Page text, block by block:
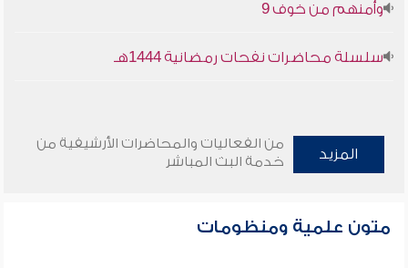
وأمنهم من خوف 9
سلسلة محاضرات نفحات رمضانية 1444هـ
المزيد
من الفعاليات والمحاضرات الأرشيفية من
خدمة البث المباشر
متون علمية ومنظومات